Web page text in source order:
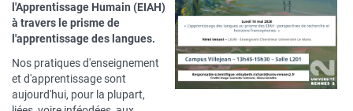
l'Apprentissage Humain (EIAH)
à travers le prisme de
l'apprentissage des langues.
Nos pratiques d'enseignement
et d'apprentissage sont
aujourd'hui, pour la plupart,